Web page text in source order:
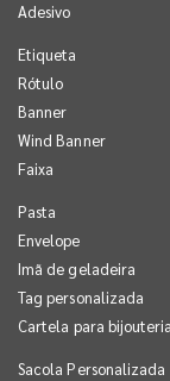
Adesivo
Etiqueta
Rótulo
Banner
Wind Banner
Faixa
Pasta
Envelope
Imã de geladeira
Tag personalizada
Cartela para bijouteria
Sacola Personalizada